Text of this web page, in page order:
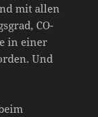
mit allen
CO-
in einer
Und